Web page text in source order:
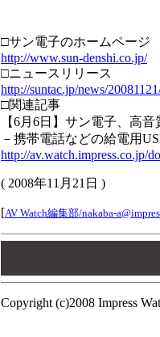
□サン電子のホームページ
http://www.sun-denshi.co.jp/
□ニュースリリース
http://suntac.jp/news/
□関連記事
【6月6日】サン電子、高
－携帯電話などの給電用
http://av.watch.impress.co.jp/
( 2008年11月21日 )
[AV Watch編集部/nakaba-
Copyright (c)2008 Impress